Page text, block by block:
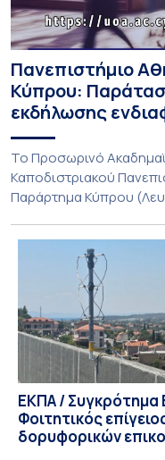
Πανεπιστήμιο
Κύπρου:
εκδήλωσης
Το Προσωρινό
Καποδιστριακού
Παράρτημα Κύπρου
παράταση της
ενδιαφέροντος για
Τμημάτων του
για το ακαδημαϊκό
Αυγούστου 2026. […]
ΕΚΠΑ / Συγκρότημα
Φοιτητικός
δορυφορικών